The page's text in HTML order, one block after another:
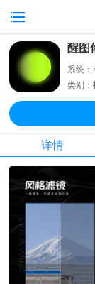
醒图
系统：
类别：
详情